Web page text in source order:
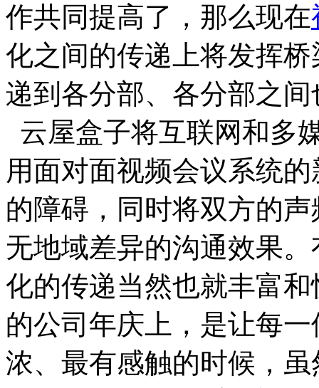
作共同提高了，那么现在
化之间的传递上将发挥
递到各分部、各分部之
云屋盒子将互联网和多
用面对面视频会议系统
的障碍，同时将双方的
无地域差异的沟通效果
化的传递当然也就丰富
的公司年庆上，是让每
浓、最有感触的时候，